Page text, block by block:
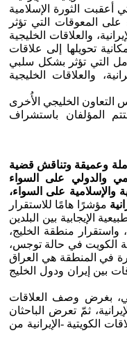
أعقبت الثورة الإسلامية
المعوقات التي تؤثر
والعلاقات الخليجية
تحويلها إلى علاقات
التي تؤثر بشكل سلبي
والعلاقات الخليجية
التعاون الخليجي الأُخرى
المؤلفان باستشراف
وعميقة وتناقش قضية
والدولي على السواء
والإسلامية على السواء،
مؤشرًا هامًا للاستقرار
الإيجابية بين البلدين
منطقة الخليج،
الكويت في حالة توجس،
في المنطقة هي العراق
بين إيران ودول الخليج
بغرض وصف العلاقات
ثمّ تعرض الباحثان
الكويتية -الإيرانية من